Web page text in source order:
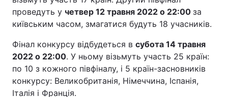
Здоров'я Туризм
Екологія Регіони
Лонгріди
проведуть у четвер 12 травня 2022 о 22:00 за
київським часом, змагатися будуть 18 учасників.
Фінал конкурсу відбудеться в субота 14 травня
2022 о 22:00. У ньому візьмуть участь 25 країн:
по 10 з кожного півфіналу, і 5 країн-засновників
конкурсу: Великобританія, Німеччина, Іспанія,
Італія і Франція.